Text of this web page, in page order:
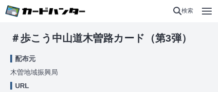
検索
＃歩こう中山道木曽路カード（第3弾）
配布元
木曽地域振興局
URL